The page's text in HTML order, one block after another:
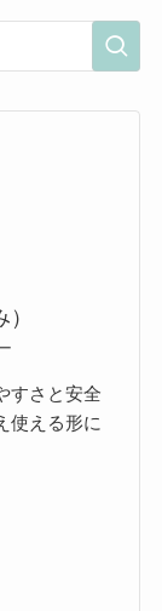
すさと安全
使える形に